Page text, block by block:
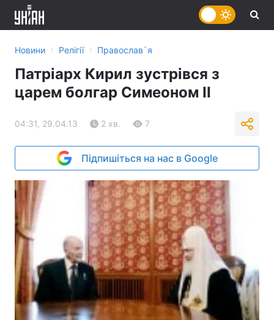
Новини › Релігії › Православ`я
Патріарх Кирил зустрівся з
царем болгар Симеоном II
04:31, 29.04.13 2 хв. 7
Підпишіться на нас в Google